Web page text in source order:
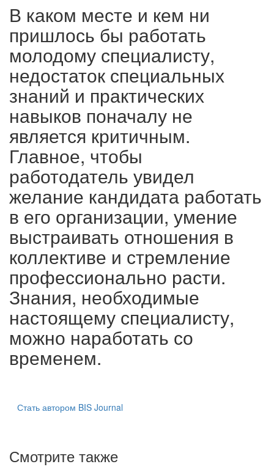
В каком месте и кем ни
пришлось бы работать
молодому специалисту,
недостаток специальных
знаний и практических
навыков поначалу не
является критичным.
Главное, чтобы
работодатель увидел
желание кандидата работать
в его организации, умение
выстраивать отношения в
коллективе и стремление
профессионально расти.
Знания, необходимые
настоящему специалисту,
можно наработать со
временем.
Стать автором BIS Journal
Смотрите также